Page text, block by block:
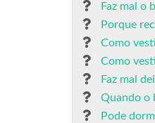
Faz mal o
Porque
Como
Como
Faz mal
Quando o
Pode